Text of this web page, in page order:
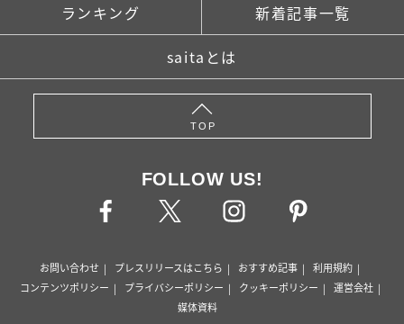
ランキング 新着記事一覧
saitaとは
TOP
FOLLOW US!
お問い合わせ プレスリリースはこちら おすすめ記事
利用規約
コンテンツポリシー
プライバシーポリシー クッキーポリシー
運営会社
媒体資料